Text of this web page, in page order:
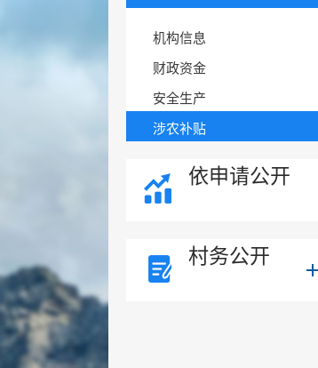
机构信息
财政资金
安全生产
涉农补贴
依申请公开
村务公开